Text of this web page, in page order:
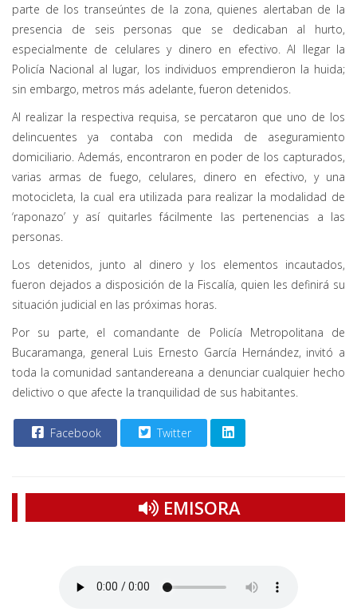
parte de los transeúntes de la zona, quienes alertaban de la
presencia de seis personas que se dedicaban al hurto,
especialmente de celulares y dinero en efectivo. Al llegar la
Policía Nacional al lugar, los individuos emprendieron la huida;
sin embargo, metros más adelante, fueron detenidos.
Al realizar la respectiva requisa, se percataron que uno de los
delincuentes ya contaba con medida de aseguramiento
domiciliario. Además, encontraron en poder de los capturados,
varias armas de fuego, celulares, dinero en efectivo, y una
motocicleta, la cual era utilizada para realizar la modalidad de
‘raponazo’ y así quitarles fácilmente las pertenencias a las
personas.
Los detenidos, junto al dinero y los elementos incautados,
fueron dejados a disposición de la Fiscalía, quien les definirá su
situación judicial en las próximas horas.
Por su parte, el comandante de Policía Metropolitana de
Bucaramanga, general Luis Ernesto García Hernández, invitó a
toda la comunidad santandereana a denunciar cualquier hecho
delictivo o que afecte la tranquilidad de sus habitantes.
Facebook Twitter
EMISORA